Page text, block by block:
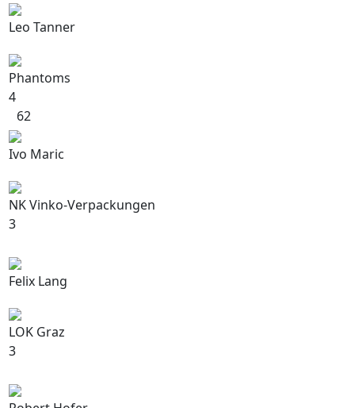
Leo Tanner
Phantoms
4
62
Ivo Maric
NK Vinko-Verpackungen
3
Felix Lang
LOK Graz
3